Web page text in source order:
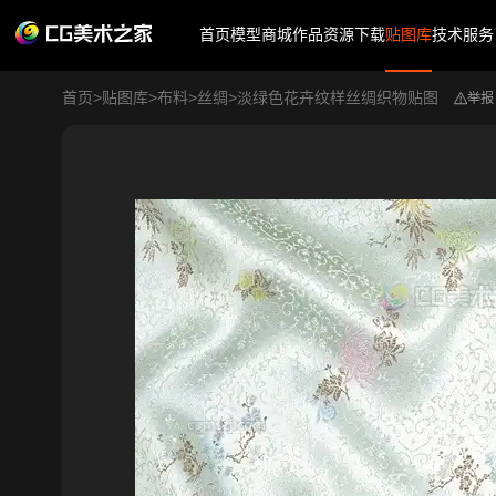
首页模型商城作品资源下载贴图库技术服务
首页>贴图库>布料>丝绸>淡绿色花卉纹样丝绸织物贴图 举报